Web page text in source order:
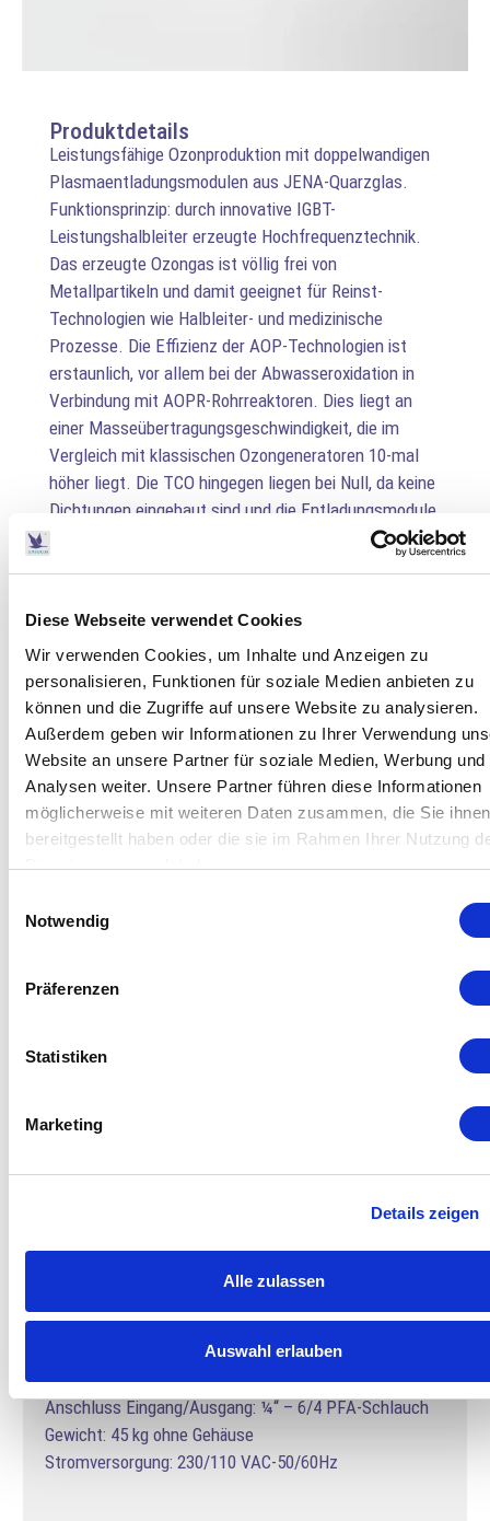
Diese Webseite verwendet Cookies
Wir verwenden Cookies, um Inhalte und Anzeigen zu
personalisieren, Funktionen für soziale Medien anbieten zu
können und die Zugriffe auf unsere Website zu analysieren.
Außerdem geben wir Informationen zu Ihrer Verwendung
Website an unsere Partner für soziale Medien, Werbung und
Analysen weiter. Unsere Partner führen diese Informationen
möglicherweise mit weiteren Daten zusammen, die Sie ihnen
bereitgestellt haben oder die sie im Rahmen Ihrer Nutzung
Dienste gesammelt haben.
Notwendig
Präferenzen
Statistiken
Marketing
Details zeigen
Alle zulassen
Auswahl erlauben
Produktdetails
Leistungsfähige Ozonproduktion mit doppelwandigen
Plasmaentladungsmodulen aus JENA-Quarzglas.
Funktionsprinzip: durch innovative IGBT-
Leistungshalbleiter erzeugte Hochfrequenztechnik.
Das erzeugte Ozongas ist völlig frei von
Metallpartikeln und damit geeignet für Reinst-
Technologien wie Halbleiter- und medizinische
Prozesse. Die Effizienz der AOP-Technologien ist
erstaunlich, vor allem bei der Abwasseroxidation in
Verbindung mit AOPR-Rohrreaktoren. Dies liegt an
einer Masseübertragungsgeschwindigkeit, die im
Vergleich mit klassischen Ozongeneratoren 10-mal
höher liegt. Die TCO hingegen liegen bei Null, da keine
Dichtungen eingebaut sind und die Entladungsmodule
nicht von Korrosion betroffen sind. Infolgedessen ist
Elektroden und ein Rückgang der Ozonleistung ist
nicht möglich. Dotiergase wie N2, Ar oder andere sind
nicht erforderlich. Jegliche Art und Qualität an
Trägergas kann verwendet werden – trockene Luft,
beefeuchtete Luft, Raumluft, Sauerstoff von
SEP/PSA-Systemen oder reiner Sauerstoff (jeder
Klasse) aus dem Zylinder.
Weitere Info.
Ref. COM-AD-08
Ozonenthalpie: 40 g O3 / h @ 300 Nl / h (SEPgas)
Frequenzsteuerungsbereich: 0.1 – 100% Kapazität
Kühlung: Wasserkühlung
Abmessungen: 19″/9HE/450 mm, Einschubmontage
oder tragbares Gehäuse
Anschluss Eingang/Ausgang: ¼“ – 6/4 PFA-Schlauch
Gewicht: 45 kg ohne Gehäuse
Stromversorgung: 230/110 VAC-50/60Hz